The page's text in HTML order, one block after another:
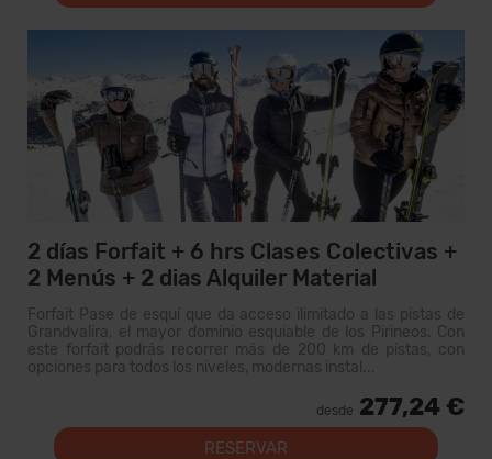
2 días Forfait + 6 hrs Clases Colectivas +
2 Menús + 2 dias Alquiler Material
Forfait Pase de esquí que da acceso ilimitado a las pistas de
Grandvalira, el mayor dominio esquiable de los Pirineos. Con
este forfait podrás recorrer más de 200 km de pistas, con
opciones para todos los niveles, modernas instal...
desde 277,24 €
RESERVAR